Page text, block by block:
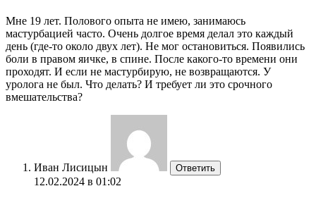
Мне 19 лет. Полового опыта не имею, занимаюсь
мастурбацией часто. Очень долгое время делал это каждый
день (где-то около двух лет). Не мог остановиться. Появились
боли в правом яичке, в спине. После какого-то времени они
проходят. И если не мастурбирую, не возвращаются. У
уролога не был. Что делать? И требует ли это срочного
вмешательства?
Иван Лисицын Ответить
12.02.2024 в 01:02